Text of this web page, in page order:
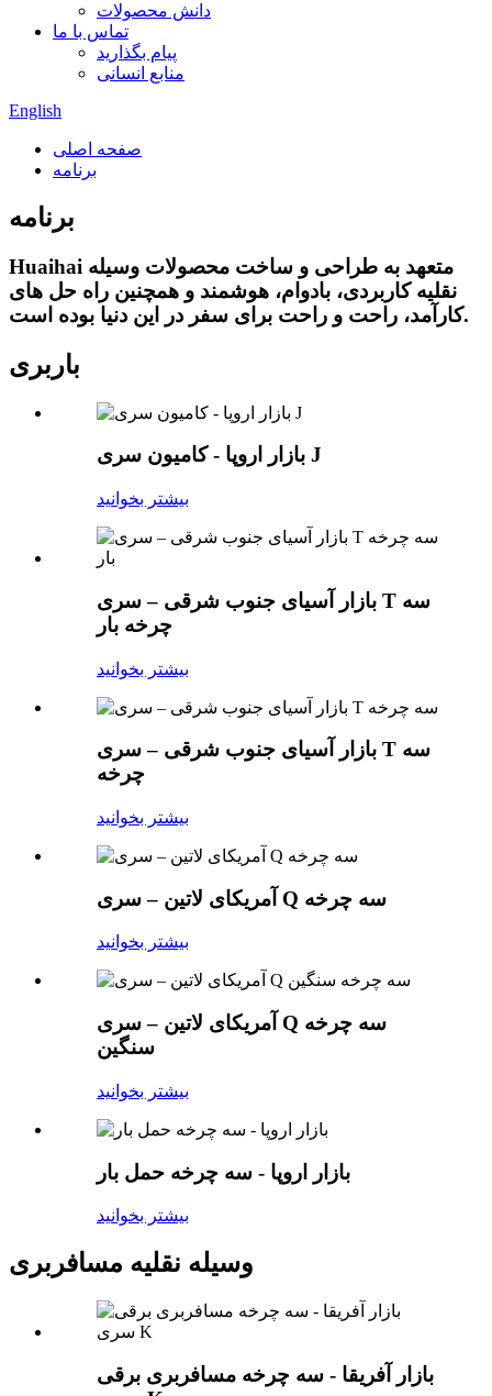
دانش محصولات
تماس با ما
پیام بگذارید
منابع انسانی
English
صفحه اصلی
برنامه
برنامه
Huaihai متعهد به طراحی و ساخت محصولات وسیله
نقلیه کاربردی، بادوام، هوشمند و همچنین راه حل های
کارآمد، راحت و راحت برای سفر در این دنیا بوده است.
باربری
بازار اروپا - کامیون سری J
بیشتر بخوانید
بازار آسیای جنوب شرقی – سری T سه
چرخه بار
بیشتر بخوانید
بازار آسیای جنوب شرقی – سری T سه
چرخه
بیشتر بخوانید
آمریکای لاتین – سری Q سه چرخه
بیشتر بخوانید
آمریکای لاتین – سری Q سه چرخه
سنگین
بیشتر بخوانید
بازار اروپا - سه چرخه حمل بار
بیشتر بخوانید
وسیله نقلیه مسافربری
بازار آفریقا - سه چرخه مسافربری برقی